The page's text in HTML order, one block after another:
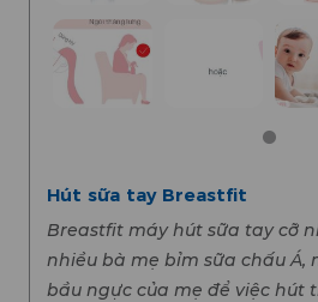
Hút sữa tay Breastfit
Breastfit máy hút sữa tay cỡ
nhiều bà mẹ bỉm sữa chấu Á,
bầu ngực của mẹ để việc hút